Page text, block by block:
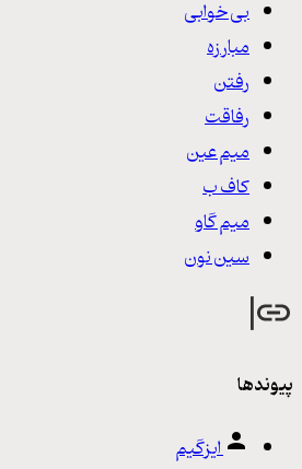
بی خوابی
مبارزه
رفتن
رفاقت
میم عین
کاف ب
میم گاو
سین نون
پیوندها
ایزگیم